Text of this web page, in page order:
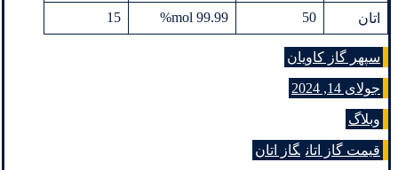
اتان 50
99.99 mol%
15
سپهر گاز کاویان
جولای 14, 2024
وبلاگ
قیمت گاز اتان گاز اتان